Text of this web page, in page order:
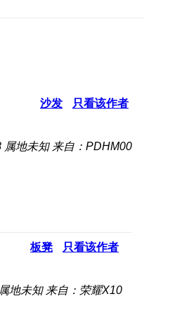
沙发 只看该作者
属地未知 来自：PDHM00
板凳 只看该作者
属地未知 来自：荣耀X10